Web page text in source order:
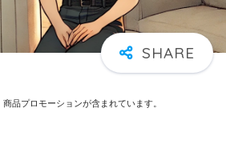
品プロモーションが含まれています。